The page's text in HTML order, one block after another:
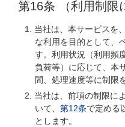
第16条 （利用制限
当社は、本サービスを
な利用を目的として、
す。利用状況（利用頻
負荷等）に応じて、本
間、処理速度等に制限
当社は、前項の制限に
いて、 第12条で定める
とします。